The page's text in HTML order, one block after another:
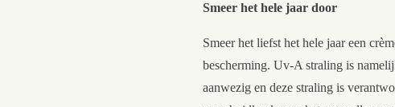
Smeer het hele jaar door
Smeer het liefst het hele jaar een
bescherming. Uv-A straling is
aanwezig en deze straling is